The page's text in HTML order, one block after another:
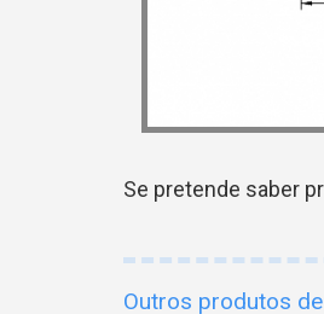
Se pretende saber
Outros produtos